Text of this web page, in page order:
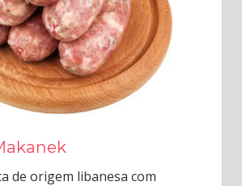
de origem libanesa com